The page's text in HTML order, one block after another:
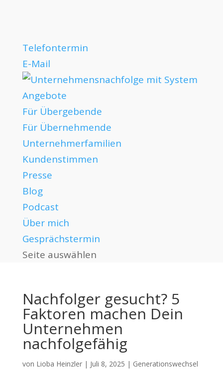
Telefontermin
E-Mail
Angebote
Für Übergebende
Für Übernehmende
Unternehmerfamilien
Kundenstimmen
Presse
Blog
Podcast
Über mich
Gesprächstermin
Seite auswählen
Nachfolger gesucht? 5
Faktoren machen Dein
Unternehmen
nachfolgefähig
von Lioba Heinzler| Juli 8, 2025 | Generationswechsel